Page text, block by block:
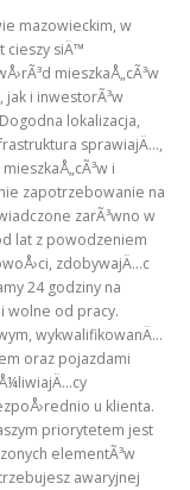
mazowieckim, w
cieszy siÄ™
mieszkaÅ„cÃ³w
i inwestorÃ³w
lokalizacja,
sprawiajÄ…,
i
zapotrzebowanie na
zarÃ³wno w
lat z powodzeniem
zdobywajÄ…c
24 godziny na
wolne od pracy.
wykwalifikowanÄ…
oraz pojazdami
u klienta.
priorytetem jest
elementÃ³w
awaryjnej